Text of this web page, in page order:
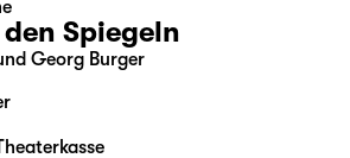
- in zwei Teilen
von Hannes Becker